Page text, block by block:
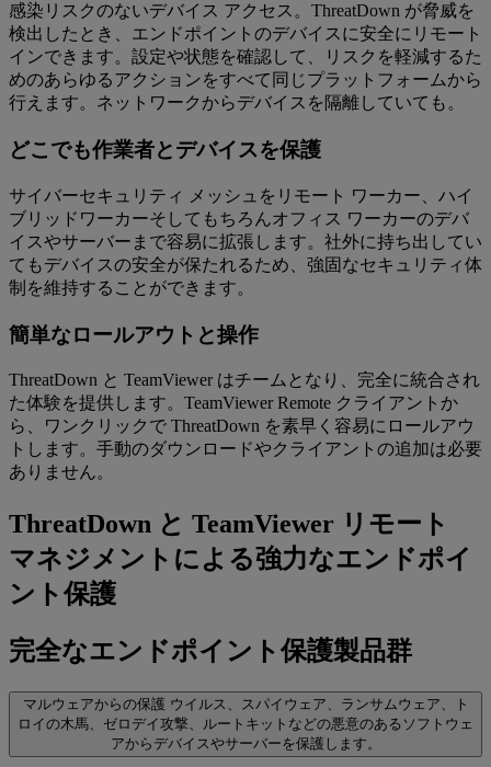
感染リスクのないデバイス アクセス。ThreatDown が脅威を
検出したとき、エンドポイントのデバイスに安全にリモート
インできます。設定や状態を確認して、リスクを軽減するた
めのあらゆるアクションをすべて同じプラットフォームから
行えます。ネットワークからデバイスを隔離していても。
どこでも作業者とデバイスを保護
サイバーセキュリティ メッシュをリモート ワーカー、ハイ
ブリッドワーカーそしてもちろんオフィス ワーカーのデバ
イスやサーバーまで容易に拡張します。社外に持ち出してい
てもデバイスの安全が保たれるため、強固なセキュリティ体
制を維持することができます。
簡単なロールアウトと操作
ThreatDown と TeamViewer はチームとなり、完全に統合され
た体験を提供します。TeamViewer Remote クライアントか
ら、ワンクリックで ThreatDown を素早く容易にロールアウ
トします。手動のダウンロードやクライアントの追加は必要
ありません。
ThreatDown と TeamViewer リモート
マネジメントによる強力なエンドポイ
ント保護
完全なエンドポイント保護製品群
マルウェアからの保護 ウイルス、スパイウェア、ランサムウェア、ト
ロイの木馬、ゼロデイ攻撃、ルートキットなどの悪意のあるソフトウェ
アからデバイスやサーバーを保護します。